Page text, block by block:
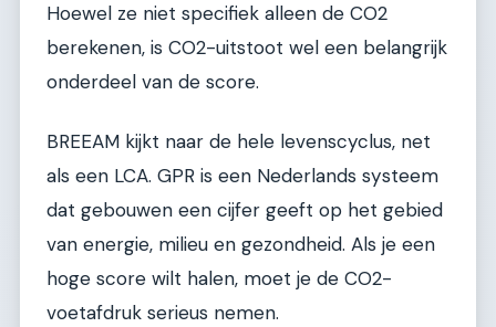
Hoewel ze niet specifiek alleen de CO2
berekenen, is CO2-uitstoot wel een belangrijk
onderdeel van de score.
BREEAM kijkt naar de hele levenscyclus, net
als een LCA. GPR is een Nederlands systeem
dat gebouwen een cijfer geeft op het gebied
van energie, milieu en gezondheid. Als je een
hoge score wilt halen, moet je de CO2-
voetafdruk serieus nemen.